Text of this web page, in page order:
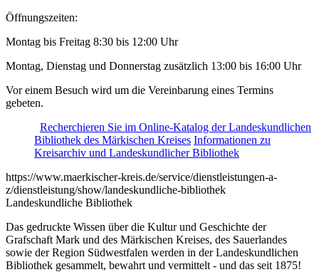
Öffnungszeiten:
Montag bis Freitag 8:30 bis 12:00 Uhr
Montag, Dienstag und Donnerstag zusätzlich 13:00 bis 16:00 Uhr
Vor einem Besuch wird um die Vereinbarung eines Termins
gebeten.
Recherchieren Sie im Online-Katalog der Landeskundlichen
Bibliothek des Märkischen Kreises Informationen zu
Kreisarchiv und Landeskundlicher Bibliothek
https://www.maerkischer-kreis.de/service/dienstleistungen-a-
z/dienstleistung/show/landeskundliche-bibliothek
Landeskundliche Bibliothek
Das gedruckte Wissen über die Kultur und Geschichte der
Grafschaft Mark und des Märkischen Kreises, des Sauerlandes
sowie der Region Südwestfalen werden in der Landeskundlichen
Bibliothek gesammelt, bewahrt und vermittelt - und das seit 1875!